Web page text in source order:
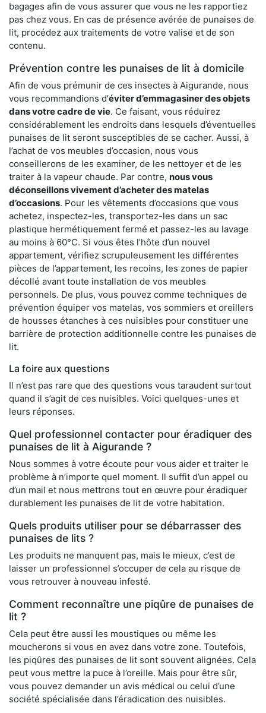
bagages afin de vous assurer que vous ne les rapportiez
pas chez vous. En cas de présence avérée de punaises de
lit, procédez aux traitements de votre valise et de son
contenu.
Prévention contre les punaises de lit à domicile
Afin de vous prémunir de ces insectes à Aigurande, nous
vous recommandions d’éviter d’emmagasiner des objets
dans votre cadre de vie. Ce faisant, vous réduirez
considérablement les endroits dans lesquels d’éventuelles
punaises de lit seront susceptibles de se cacher. Aussi, à
l’achat de vos meubles d’occasion, nous vous
conseillerons de les examiner, de les nettoyer et de les
traiter à la vapeur chaude. Par contre, nous vous
déconseillons vivement d’acheter des matelas
d’occasions. Pour les vêtements d’occasions que vous
achetez, inspectez-les, transportez-les dans un sac
plastique hermétiquement fermé et passez-les au lavage
au moins à 60°C. Si vous êtes l’hôte d’un nouvel
appartement, vérifiez scrupuleusement les différentes
pièces de l’appartement, les recoins, les zones de papier
décollé avant toute installation de vos meubles
personnels. De plus, vous pouvez comme techniques de
prévention équiper vos matelas, vos sommiers et oreillers
de housses étanches à ces nuisibles pour constituer une
barrière de protection additionnelle contre les punaises de
lit.
La foire aux questions
Il n’est pas rare que des questions vous taraudent surtout
quand il s’agit de ces nuisibles. Voici quelques-unes et
leurs réponses.
Quel professionnel contacter pour éradiquer des
punaises de lit à Aigurande ?
Nous sommes à votre écoute pour vous aider et traiter le
problème à n’importe quel moment. Il suffit d’un appel ou
d’un mail et nous mettrons tout en œuvre pour éradiquer
durablement les punaises de lit de votre habitation.
Quels produits utiliser pour se débarrasser des
punaises de lits ?
Les produits ne manquent pas, mais le mieux, c’est de
laisser un professionnel s’occuper de cela au risque de
vous retrouver à nouveau infesté.
Comment reconnaître une piqûre de punaises de
lit ?
Cela peut être aussi les moustiques ou même les
moucherons si vous en avez dans votre zone. Toutefois,
les piqûres des punaises de lit sont souvent alignées. Cela
peut vous mettre la puce à l’oreille. Mais pour être sûr,
vous pouvez demander un avis médical ou celui d’une
société spécialisée dans l’éradication des nuisibles.